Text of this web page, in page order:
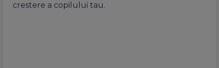
crestere a copilului tau.